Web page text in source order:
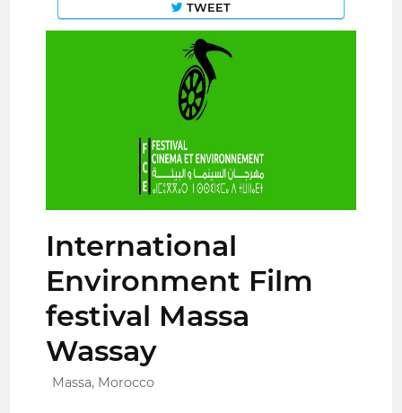
TWEET
International
Environment Film
festival Massa
Wassay
Massa, Morocco